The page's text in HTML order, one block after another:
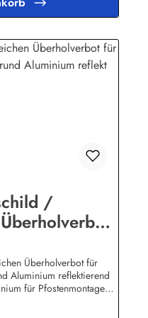
- Aluminium - Bleches
für die Pfostenmontage
& Co. KGNeuer Weg
klar.de
/
reflekt
Überholverbot für
Aluminium reflektierend
für Pfostenmontage